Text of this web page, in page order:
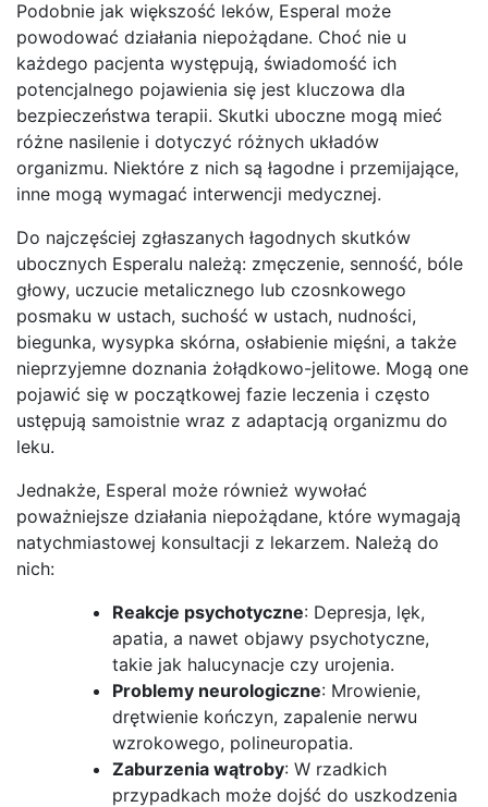
Podobnie jak większość leków, Esperal może
powodować działania niepożądane. Choć nie u
każdego pacjenta występują, świadomość ich
potencjalnego pojawienia się jest kluczowa dla
bezpieczeństwa terapii. Skutki uboczne mogą mieć
różne nasilenie i dotyczyć różnych układów
organizmu. Niektóre z nich są łagodne i przemijające,
inne mogą wymagać interwencji medycznej.
Do najczęściej zgłaszanych łagodnych skutków
ubocznych Esperalu należą: zmęczenie, senność, bóle
głowy, uczucie metalicznego lub czosnkowego
posmaku w ustach, suchość w ustach, nudności,
biegunka, wysypka skórna, osłabienie mięśni, a także
nieprzyjemne doznania żołądkowo-jelitowe. Mogą one
pojawić się w początkowej fazie leczenia i często
ustępują samoistnie wraz z adaptacją organizmu do
leku.
Jednakże, Esperal może również wywołać
poważniejsze działania niepożądane, które wymagają
natychmiastowej konsultacji z lekarzem. Należą do
nich:
Reakcje psychotyczne: Depresja, lęk,
apatia, a nawet objawy psychotyczne,
takie jak halucynacje czy urojenia.
Problemy neurologiczne: Mrowienie,
drętwienie kończyn, zapalenie nerwu
wzrokowego, polineuropatia.
Zaburzenia wątroby: W rzadkich
przypadkach może dojść do uszkodzenia